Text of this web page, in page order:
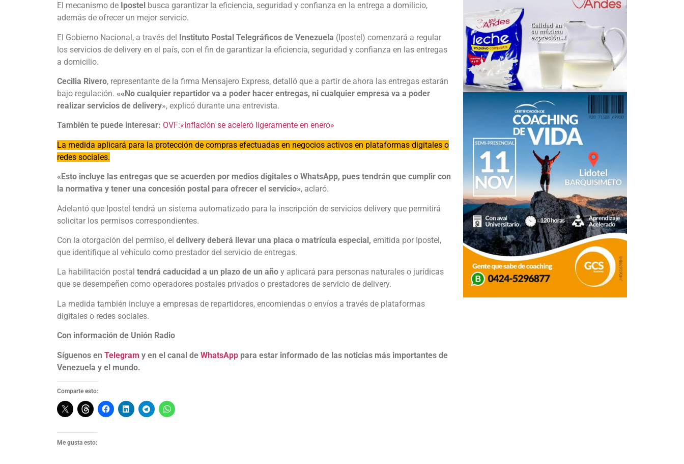
El mecanismo de Ipostel busca garantizar la eficiencia, seguridad y confianza en la entrega a domilicio,
además de ofrecer un mejor servicio.
El Gobierno Nacional, a través del Instituto Postal Telegráficos de Venezuela (Ipostel) comenzará a regular
los servicios de delivery en el país, con el fin de garantizar la eficiencia, seguridad y confianza en las entregas
a domicilio.
Cecilia Rivero, representante de la firma Mensajero Express, detalló que a partir de ahora las entregas estarán
bajo regulación. ««No cualquier repartidor va a poder hacer entregas, ni cualquier empresa va a poder
realizar servicios de delivery», explicó durante una entrevista.
También te puede interesar: OVF:«Inflación se aceleró ligeramente en enero»
La medida aplicará para la protección de compras efectuadas en negocios activos en plataformas digitales o
redes sociales.
«Esto incluye las entregas que se acuerden por medios digitales o WhatsApp, pues tendrán que cumplir con
la normativa y tener una concesión postal para ofrecer el servicio», aclaró.
Adelantó que Ipostel tendrá un sistema automatizado para la inscripción de servicios delivery que permitirá
solicitar los permisos correspondientes.
Con la otorgación del permiso, el delivery deberá llevar una placa o matrícula especial, emitida por Ipostel,
que identifique al vehículo como prestador del servicio de entregas.
La habilitación postal tendrá caducidad a un plazo de un año y aplicará para personas naturales o jurídicas
que se desempeñen como operadores postales privados o prestadores de servicio de delivery.
La medida también incluye a empresas de repartidores, encomiendas o envíos a través de plataformas
digitales o redes sociales.
Con información de Unión Radio
Síguenos en Telegram y en el canal de WhatsApp para estar informado de las noticias más importantes de
Venezuela y el mundo.
Comparte esto:
Me gusta esto: